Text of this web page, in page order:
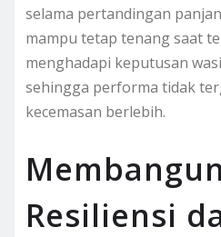
selama pertandingan
mampu tetap tenang saat
menghadapi keputusan
sehingga performa tidak
kecemasan berlebih.
Membangun
Resiliensi